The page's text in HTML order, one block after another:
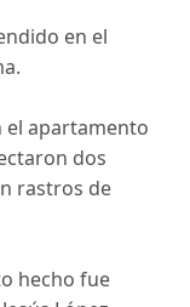
en el
el apartamento
dos
rastros de
hecho fue